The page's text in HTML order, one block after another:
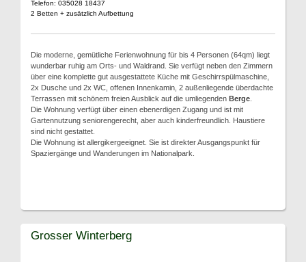
Telefon: 035028 18437
2 Betten + zusätzlich Aufbettung
Die moderne, gemütliche Ferienwohnung für bis 4 Personen (64qm) liegt
wunderbar ruhig am Orts- und Waldrand. Sie verfügt neben den Zimmern
über eine komplette gut ausgestattete Küche mit Geschirrspülmaschine,
2x Dusche und 2x WC, offenen Innenkamin, 2 außenliegende überdachte
Terrassen mit schönem freien Ausblick auf die umliegenden Berge
Die Wohnung verfügt über einen ebenerdigen Zugang und ist mit
Gartennutzung seniorengerecht, aber auch kinderfreundlich. Haustiere
sind nicht gestattet.
Die Wohnung ist allergikergeeignet. Sie ist direkter Ausgangspunkt für
Spaziergänge und Wanderungen im Nationalpark.
Grosser Winterberg